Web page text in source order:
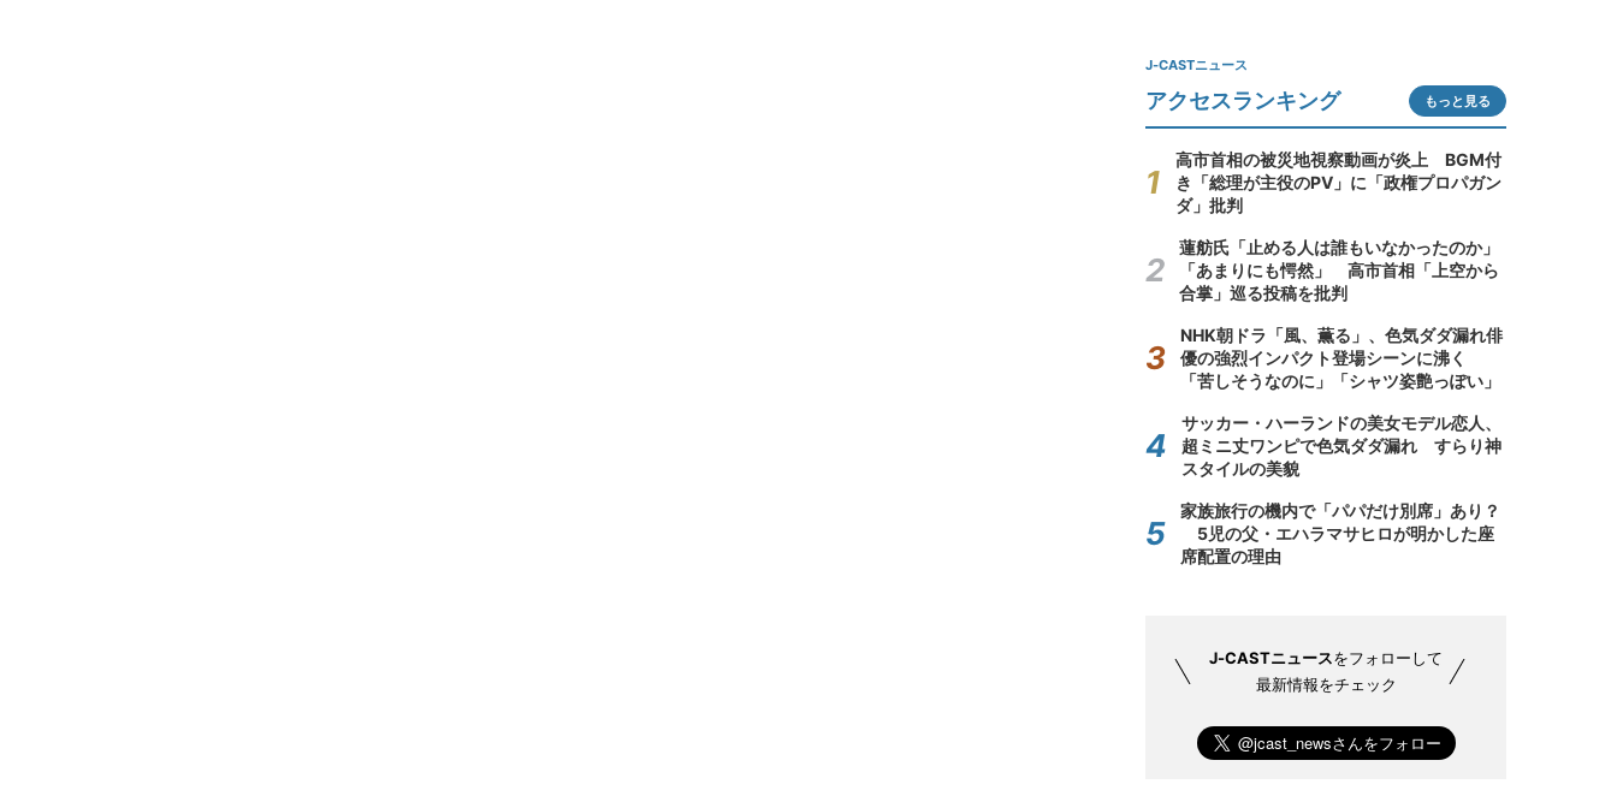
J-CASTニュース
アクセスランキング もっと見る
高市首相の被災地視察動画が炎上 BGM付
き「総理が主役のPV」に「政権プロパガン
ダ」批判
蓮舫氏「止める人は誰もいなかったのか」
「あまりにも愕然」 高市首相「上空から
合掌」巡る投稿を批判
NHK朝ドラ「風、薫る」、色気ダダ漏れ俳
優の強烈インパクト登場シーンに沸く
「苦しそうなのに」「シャツ姿艶っぽい」
サッカー・ハーランドの美女モデル恋人、
超ミニ丈ワンピで色気ダダ漏れ すらり神
スタイルの美貌
家族旅行の機内で「パパだけ別席」あり？
5児の父・エハラマサヒロが明かした座
席配置の理由
J-CASTニュースをフォローして
最新情報をチェック